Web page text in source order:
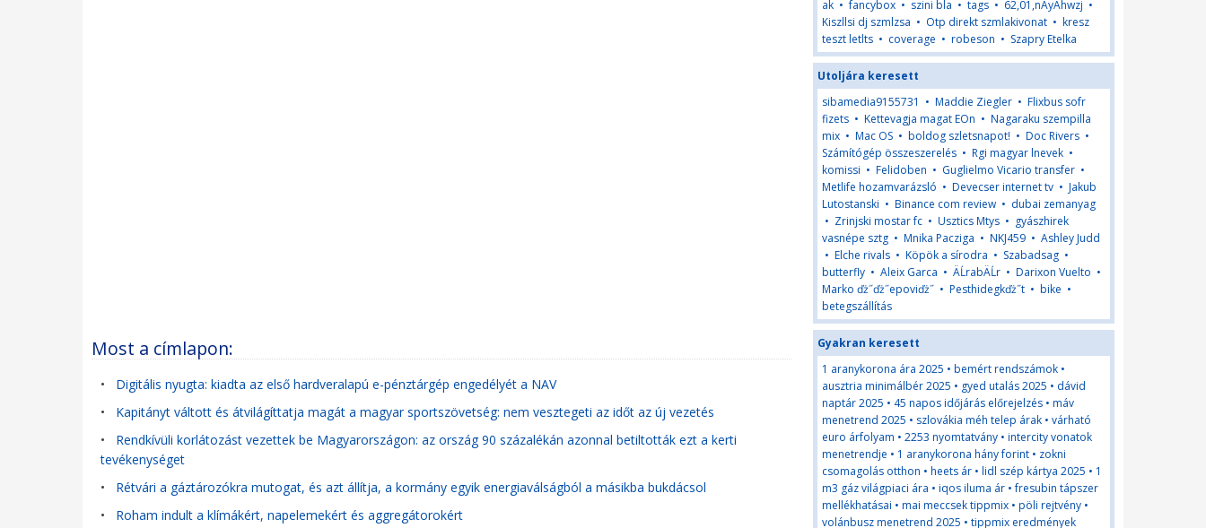
Most a címlapon:
• Digitális nyugta: kiadta az első hardveralapú e-pénztárgép engedélyét a NAV
• Kapitányt váltott és átvilágíttatja magát a magyar sportszövetség: nem vesztegeti az időt az új vezetés
• Rendkívüli korlátozást vezettek be Magyarországon: az ország 90 százalékán azonnal betiltották ezt a kerti
tevékenységet
• Rétvári a gáztározókra mutogat, és azt állítja, a kormány egyik energiaválságból a másikba bukdácsol
• Roham indult a klímákért, napelemekért és aggregátorokért
ak •fancybox • szini bla • tags • 62,01,nAyAhwzj •
Kiszllsi dj szmlzsa • Otp direkt szmlakivonat • kresz
teszt letlts • coverage • robeson • Szapry Etelka
Utoljára keresett
sibamedia9155731 • Maddie Ziegler • Flixbus sofr
fizets • Kettevagja magat EOn • Nagaraku szempilla
mix • Mac OS • boldog szletsnapot! • Doc Rivers •
Számítógép összeszerelés • Rgi magyar lnevek •
komissi • Felidoben • Guglielmo Vicario transfer •
Metlife hozamvarázsló • Devecser internet tv • Jakub
Lutostanski • Binance com review • dubai zemanyag
• Zrinjski mostar fc • Usztics Mtys • gyászhirek
vasnépe sztg • Mnika Pacziga • NKJ459 • Ashley Judd
• Elche rivals • Köpök a sírodra • Szabadsag •
butterfly • Aleix Garca • ÄĹrabÄĹr • Darixon Vuelto •
Marko ďż˝ďż˝epoviďż˝ • Pesthidegkďż˝t • bike •
betegszállítás
Gyakran keresett
1 aranykorona ára 2025 • bemért rendszámok •
ausztria minimálbér 2025 • gyed utalás 2025 • dávid
naptár 2025 • 45 napos időjárás előrejelzés • máv
menetrend 2025 • szlovákia méh telep árak • várható
euro árfolyam • 2253 nyomtatvány • intercity vonatok
menetrendje • 1 aranykorona hány forint • zokni
csomagolás otthon • heets ár • lidl szép kártya 2025 • 1
m3 gáz világpiaci ára • iqos iluma ár •fresubin tápszer
mellékhatásai • mai meccsek tippmix • pöli rejtvény •
volánbusz menetrend 2025 • tippmix eredmények